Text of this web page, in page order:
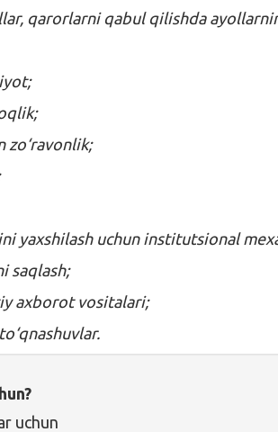
qarorlarni qabul qilishda
zo‘ravonlik;
yaxshilash uchun institutsional
saqlash;
axborot vositalari;
uchun